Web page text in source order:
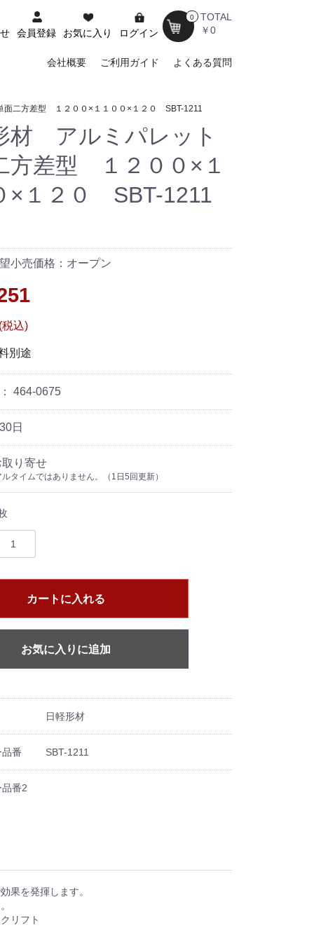
会員登録 お気に入り ログイン
0
TOTAL
￥0
会社概要 ご利用ガイド よくある質問
面二方差型 １２００×１１００×１２０ SBT-1211
材 アルミパレット
方差型 １２００×１
×１２０ SBT-1211
小売価格：オープン
込)
別途
464-0675
日
り寄せ
タイムではありません。（1日5回更新）
カートに入れる
お気に入りに追加
日軽形材
番 SBT-1211
番2
果を発揮します。
リフト